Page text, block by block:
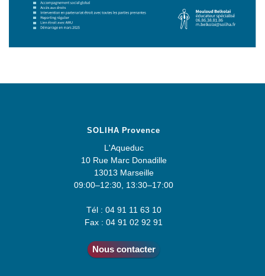
SOLIHA Provence
L'Aqueduc
10 Rue Marc Donadille
13013 Marseille
09:00–12:30, 13:30–17:00
Tél : 04 91 11 63 10
Fax : 04 91 02 92 91
Nous contacter